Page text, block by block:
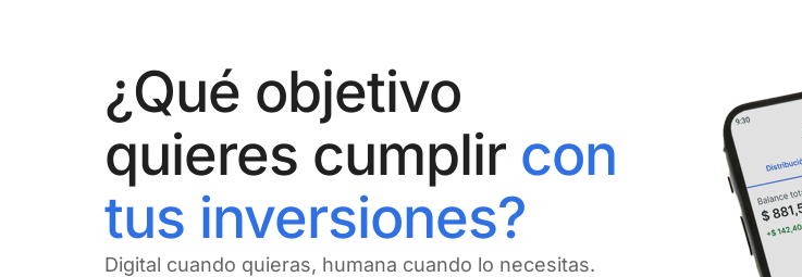
¿Qué objetivo
quieres cumplir con
tus inversiones?
Digital cuando quieras, humana cuando lo necesitas.